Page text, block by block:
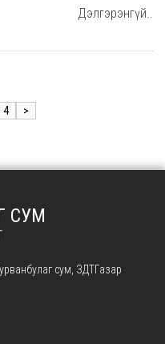
Дэлгэрэнгүй..
4 >
СУМ
сум, ЗДТГазар